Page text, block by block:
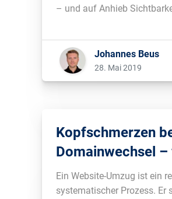
– und auf Anhieb
wie sich die Einführung
und wie du damit umgehst,
du in diesem Blogbeitrag....
Johannes Beus
28. Mai 2019
Kopfschmerzen
Domainwechsel –
Ängste sind
unbegründet
Ein Website-Umzug ist ein
systematischer Prozess. Er